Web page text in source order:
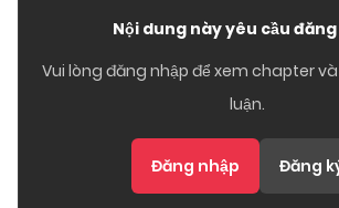
Nội dung này yêu cầu
Vui lòng đăng nhập để xem chapter
luận.
Đăng nhập Đăng